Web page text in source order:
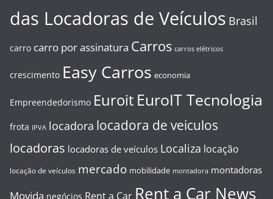
das Locadoras de Veículos Brasil
carro carro por assinatura Carros carros elétricos
crescimento Easy Carros economia
Empreendedorismo Euroit EuroIT Tecnologia
frota IPVA locadora locadora de veiculos
locadoras locadoras de veículos Localiza locação
locação de veículos mercado mobilidade montadora montadoras
Movida negócios Rent a Car Rent a Car News